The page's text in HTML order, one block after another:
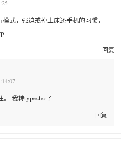
式，强迫戒掉上床还手机的习惯，
回复
。 我转typecho了
回复